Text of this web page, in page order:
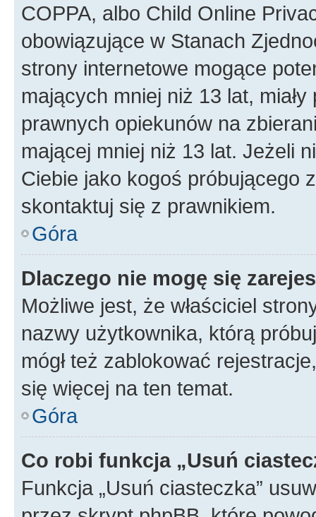
COPPA, albo Child Online
obowiązujące w Stanach
strony internetowe mogące
mających mniej niż 13 lat,
prawnych opiekunów na
mającej mniej niż 13 lat. Jeżeli
Ciebie jako kogoś próbującego
skontaktuj się z prawnikiem.
Góra
Dlaczego nie mogę się
Możliwe jest, że właściciel
nazwy użytkownika, którą
mógł też zablokować
się więcej na ten temat.
Góra
Co robi funkcja „Usuń
Funkcja „Usuń ciasteczka”